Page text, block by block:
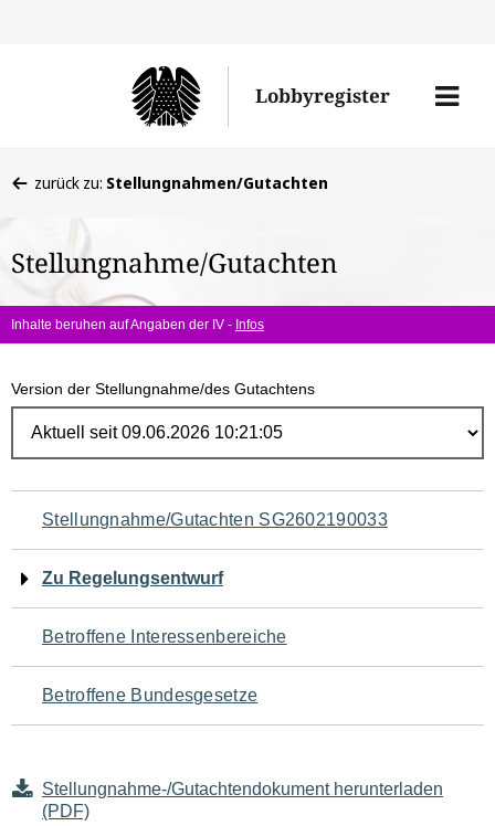
Lobbyregister
Menü
befinden
hier:
zurück zu: Stellungnahmen/Gutachten
Stellungnahme/Gutachten
Inhalte beruhen auf Angaben der IV - Infos
Version der Stellungnahme/des Gutachtens
Navigation
für
den
Seiteninhalt
Stellungnahme/Gutachten SG2602190033
Zu Regelungsentwurf
Betroffene Interessenbereiche
Betroffene Bundesgesetze
Stellungnahme-/Gutachtendokument herunterladen
(PDF)